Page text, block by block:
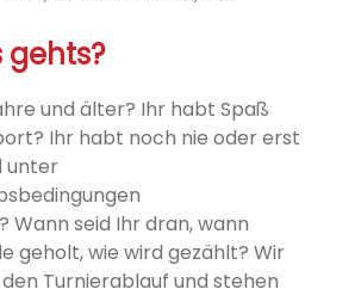
gehts?
und älter? Ihr habt Spaß
Ihr habt noch nie oder erst
unter
Wann seid Ihr dran, wann
geholt, wie wird gezählt? Wir
den Turnierablauf und stehen